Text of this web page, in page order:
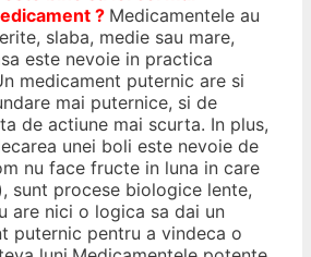
? Medicamentele au
slaba, medie sau mare,
este nevoie in practica
medicament puternic are si
mai puternice, si de
de actiune mai scurta. In plus,
unei boli este nevoie de
nu face fructe in luna in care
sunt procese biologice lente,
are nici o logica sa dai un
puternic pentru a vindeca o